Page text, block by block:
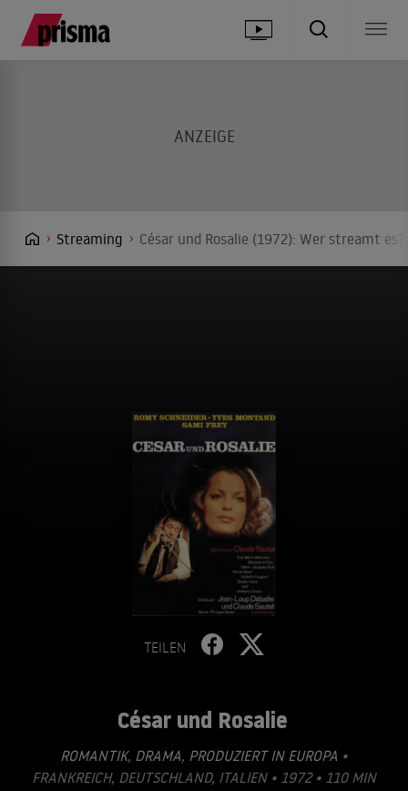
Streaming César und Rosalie (1972): Wer streamt
TEILEN
César und Rosalie
ROMANTIK, DRAMA, PRODUZIERT IN EUROPA •
FRANKREICH, DEUTSCHLAND, ITALIEN • 1972 • 110 MIN